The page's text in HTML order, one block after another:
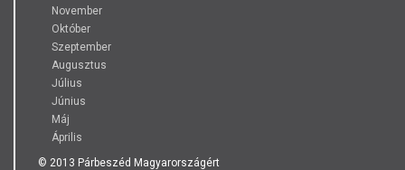
November
Október
Szeptember
Augusztus
Július
Június
Máj
Április
© 2013 Párbeszéd Magyarországért